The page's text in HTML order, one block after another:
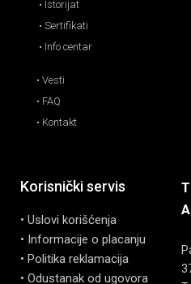
• Istorijat
• Sertifikati
• Info centar
• Vesti
• FAQ
• Kontakt
Korisnički servis
• Uslovi korišćenja
• Informacije o placanju
• Politika reklamacija
• Odustanak od ugovora